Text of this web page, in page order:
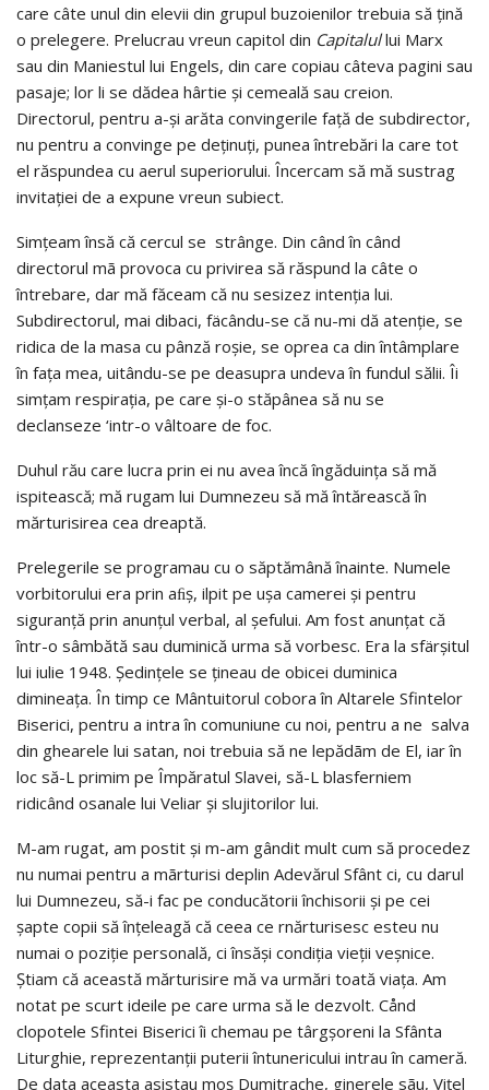
care câte unul din elevii din grupul buzoienilor trebuia să ţină
o prelegere. Prelucrau vreun capitol din Capitalullui Marx
sau din Maniestul lui Engels, din care copiau câteva pagini sau
pasaje; lor li se dădea hârtie şi cemeală sau creion.
Directorul, pentru a-şi arăta convingerile faţă de subdirector,
nu pentru a convinge pe deţinuţi, punea întrebări la care tot
el răspundea cu aerul superiorului. Încercam să mă sustrag
invitaţiei de a expune vreun subiect.
Simţeam însă că cercul se strânge. Din când în când
directorul mã provoca cu privirea să răspund la câte o
întrebare, dar mă făceam că nu sesizez intenţia lui.
Subdirectorul, mai dibaci, fäcându-se că nu-mi dă atenţie, se
ridica de la masa cu pânză roşie, se oprea ca din întâmplare
în faţa mea, uitându-se pe deasupra undeva în fundul sălii. Îi
simţam respiraţia, pe care şi-o stăpânea să nu se
declanseze ‘intr-o vâltoare de foc.
Duhul rău care lucra prin ei nu avea încă îngăduinţa să mă
ispitească; mă rugam lui Dumnezeu să mă întărească în
mărturisirea cea dreaptă.
Prelegerile se programau cu o săptămână înainte. Numele
vorbitorului era prin aﬁş, ilpit pe uşa camerei şi pentru
siguranţă prin anunţul verbal, al şefului. Am fost anunţat că
într-o sâmbătă sau duminică urma să vorbesc. Era la sfärşitul
lui iulie 1948. Şedinţele se ţineau de obicei duminica
dimineaţa. În timp ce Mântuitorul cobora în Altarele Sfintelor
Biserici, pentru a intra în comuniune cu noi, pentru a ne salva
din ghearele lui satan, noi trebuia să ne lepădãm de El, iar în
loc să-L primim pe Împăratul Slavei, să-L blasferniem
ridicând osanale lui Veliar şi slujitorilor lui.
M-am rugat, am postit şi m-am gândit mult cum să procedez
nu numai pentru a mãrturisi deplin Adevărul Sfânt ci, cu darul
lui Dumnezeu, să-i fac pe conducătorii închisorii şi pe cei
şapte copii să înţeleagă că ceea ce rnărturisesc esteu nu
numai o poziţie personală, ci însăşi condiţia vieţii veşnice.
Ştiam că această mărturisire mă va urmări toată viaţa. Am
notat pe scurt ideile pe care urma să le dezvolt. Cånd
clopotele Sfintei Biserici îi chemau pe târgşoreni la Sfânta
Liturghie, reprezentanţii puterii întunericului intrau în cameră.
De data aceasta asistau moş Dumitrache, ginerele sãu, Viţel